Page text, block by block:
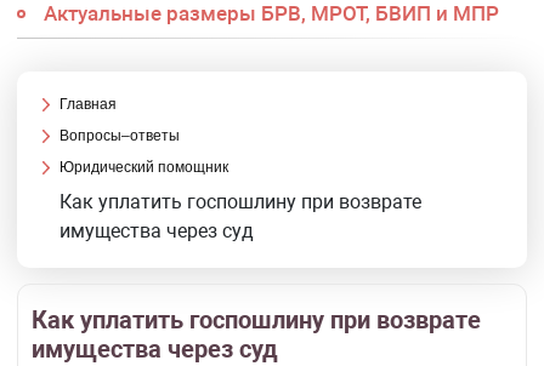
Актуальные размеры БРВ, МРОТ, БВИП и МПР
Главная
Вопросы–ответы
Юридический помощник
Как уплатить госпошлину при возврате
имущества через суд
Как уплатить госпошлину при возврате
имущества через суд